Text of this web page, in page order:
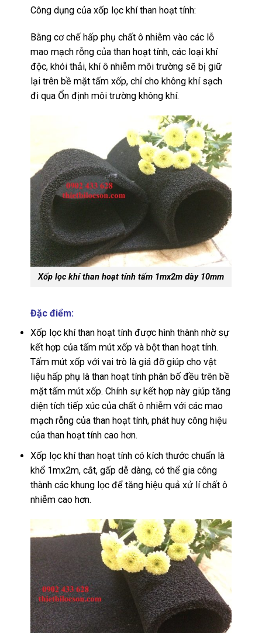
Công dụng của xốp lọc khí than hoạt tính:
Bằng cơ chế hấp phụ chất ô nhiễm vào các lỗ
mao mạch rỗng của than hoạt tính,các loại khí
độc, khói thải, khí ô nhiễm môi trường sẽ bị giữ
lại trên bề mặt tấm xốp, chỉ cho không khí sạch
đi qua Ổn định môi trường không khí.
Xốp lọc khí than hoạt tính tấm 1mx2m dày 10mm
Đặc điểm:
Xốp lọc khí than hoạt tính được hình thành nhờ sự
kết hợp của tấm mút xốp và bột than hoạt tính.
Tấm mút xốp với vai trò là giá đỡ giúp cho vật
liệu hấp phụ là than hoạt tính phân bố đều trên bề
mặt tấm mút xốp. Chính sự kết hợp này giúp tăng
diện tích tiếp xúc của chất ô nhiễm với các mao
mạch rỗng của than hoạt tính, phát huy công hiệu
của than hoạt tính cao hơn.
Xốp lọc khí than hoạt tính có kích thước chuẩn là
khổ 1mx2m, cắt, gấp dễ dàng, có thể gia công
thành các khung lọc để tăng hiệu quả xử lí chất ô
nhiễm cao hơn.